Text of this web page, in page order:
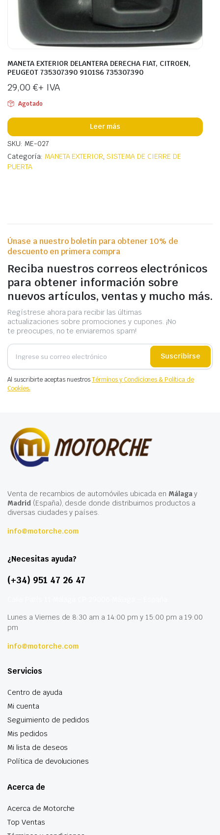
MANETA EXTERIOR DELANTERA DERECHA FIAT, CITROEN,
PEUGEOT 735307390 9101S6 735307390
29,00 €+ IVA
Agotado
Leer más
SKU: ME-027
Categoría: MANETA EXTERIOR ,SISTEMA DE CIERRE DE
PUERTA
Únase a nuestro boletín para obtener 10% de
descuento en primera compra
Reciba nuestros correos electrónicos
para obtener información sobre
nuevos artículos, ventas y mucho más.
Regístrese ahora para recibir las últimas
actualizaciones sobre promociones y cupones. ¡No
te preocupes, no te enviaremos spam!
Suscribirse
Al suscribirte aceptas nuestrosTérminos y Condiciones & Política de
Cookies.
Venta de recambios de automóviles ubicada en Málagay
Madrid(España), desde donde distribuimos productos a
diversas ciudades y países.
info@motorche.com
¿Necesitas ayuda?
(+34) 951 47 26 47
Lunes a Viernes de 8:30 am a 14:00 pm y 15:00 pm a 19:00
pm
info@motorche.com
Servicios
Centro de ayuda
Mi cuenta
Seguimiento de pedidos
Mis pedidos
Mi lista de deseos
Política de devoluciones
Acerca de
Acerca de Motorche
Top Ventas